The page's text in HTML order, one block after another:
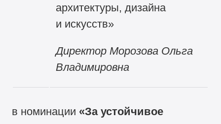
архитектуры, дизайна
и искусств»
Директор Морозова Ольга
Владимировна
в номинации «За устойчивое